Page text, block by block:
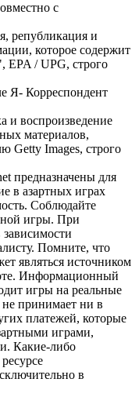
с
републикация и
которое содержит
EPA / UPG, строго
Я- Корреспондент
и воспроизведение
материалов,
Getty Images, строго
предназначены для
в азартных играх
Соблюдайте
игры. При
Помните, что
являться источником
Информационный
игры на реальные
принимает ни в
платежей, которые
играми,
Какие-либо
в